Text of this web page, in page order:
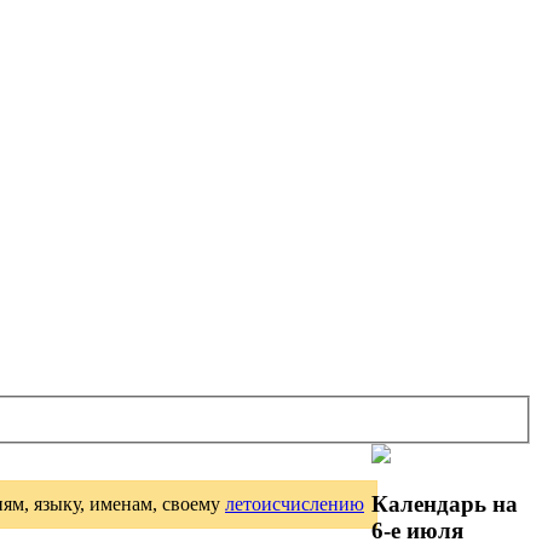
языку, именам, своему летоисчислению Календарь на
6-е июля